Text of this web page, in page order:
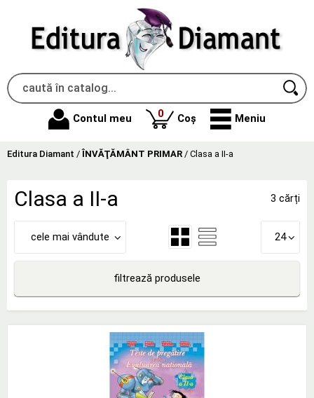
Contul meu 0produse
Coș Meniu
Editura Diamant /ÎNVĂŢĂMÂNT PRIMAR / Clasa a II-a
Clasa a II-a 3 cărți
cele mai vândute 24
filtrează produsele